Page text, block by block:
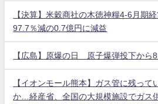
【決算】米穀商社の木徳神糧4-6月期
97.7％減の0.7億円に減益
【広島】原爆の日 原子爆弾投下から
【イオンモール熊本】ガス管に残って
か…経産省、全国の大規模施設でガス